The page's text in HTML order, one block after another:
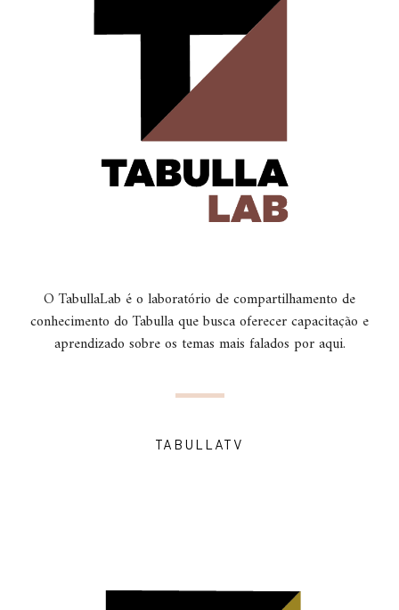
O TabullaLab é o laboratório de compartilhamento de
conhecimento do Tabulla que busca oferecer capacitação e
aprendizado sobre os temas mais falados por aqui.
TABULLATV